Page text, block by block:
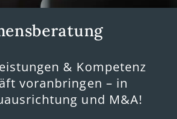
& Kompetenz
voranbringen – in
und M&A!